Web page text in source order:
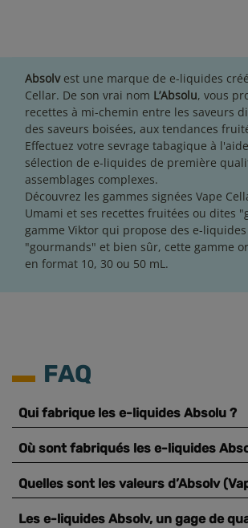
Absolv est une marque de e-liquides
Cellar. De son vrai nom L’Absolu, vous
recettes à mi-chemin entre les saveurs
des saveurs boisées, aux tendances
Effectuez votre sevrage tabagique à
sélection de e-liquides de première
assemblages complexes.
Découvrez les gammes signées Vape
Umami et ses recettes fruitées ou dites
gamme Viktor qui propose des e-
"gourmands" et bien sûr, cette gamme
en format 10, 30 ou 50 mL.
FAQ
Qui fabrique les e-liquides Absolu ?
Où sont fabriqués les e-liquides
Quelles sont les valeurs d’Absolv
Les e-liquides Absolv, un gage de